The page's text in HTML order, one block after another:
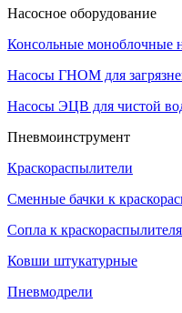
Насосное оборудование
Консольные моноблочные
Насосы ГНОМ для
Насосы ЭЦВ для чистой
Пневмоинструмент
Краскораспылители
Сменные бачки к
Сопла к
Ковши штукатурные
Пневмодрели